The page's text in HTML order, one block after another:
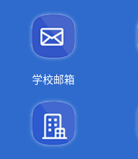
学校邮箱